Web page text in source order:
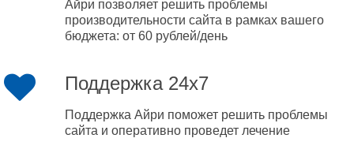
Айри позволяет решить проблемы
производительности сайта в рамках вашего
бюджета: от 60 рублей/день
Поддержка 24x7
Поддержка Айри поможет решить проблемы
сайта и оперативно проведет лечение